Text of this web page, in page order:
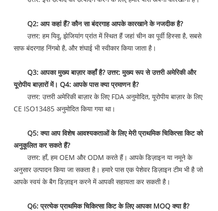
Q2: आप कहां हैं? कौन सा बंदरगाह आपके कारखाने के नजदीक है?
उत्तर: हम यिवू, झेजियांग प्रांत में स्थित हैं जहां चीन का पूर्वी हिस्सा है, सबसे
साफ बंदरगाह निंगबो है, और शंघाई भी स्वीकार किया जाता है।
Q3: आपका मुख्य बाज़ार कहाँ है? उत्तर: मुख्य रूप से उत्तरी अमेरिकी और
यूरोपीय बाज़ारों में। Q4: आपके पास क्या प्रमाणन है?
उत्तर: उत्तरी अमेरिकी बाज़ार के लिए FDA अनुमोदित, यूरोपीय बाज़ार के लिए
CE ISO13485 अनुमोदित किया गया था।
Q5: क्या आप विशेष आवश्यकताओं के लिए मेरी प्राथमिक चिकित्सा किट को
अनुकूलित कर सकते हैं?
उत्तर: हाँ, हम OEM और ODM करते हैं। आपके डिज़ाइन या नमूने के
अनुसार उत्पादन किया जा सकता है। हमारे पास एक पेशेवर डिज़ाइन टीम भी है जो
आपके स्वयं के बैग डिज़ाइन करने में आपकी सहायता कर सकती है।
Q6: प्रत्येक प्राथमिक चिकित्सा किट के लिए आपका MOQ क्या है?